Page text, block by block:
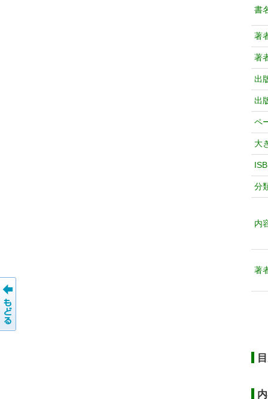
書
著
著
出
出
ペ
大
分
内
著